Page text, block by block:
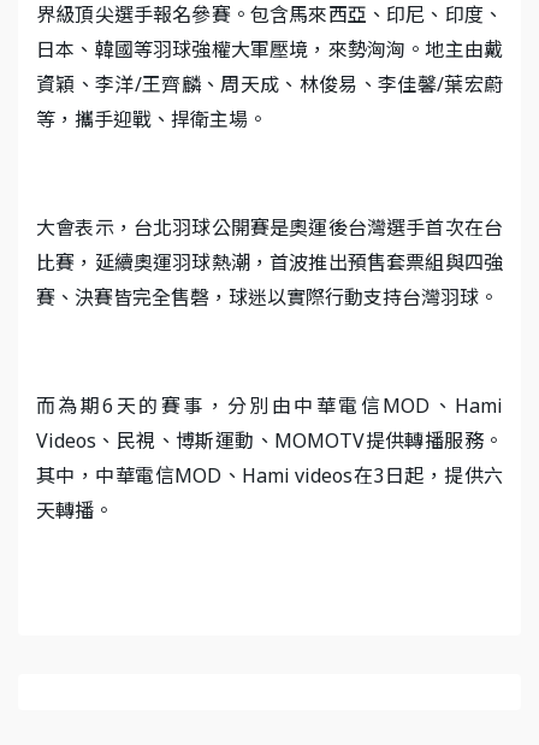
界級頂尖選手報名參賽。包含馬來西亞、印尼、印度、
日本、韓國等羽球強權大軍壓境，來勢洶洶。地主由戴
資穎、李洋/王齊麟、周天成、林俊易、李佳馨/葉宏蔚
等，攜手迎戰、捍衛主場。
大會表示，台北羽球公開賽是奧運後台灣選手首次在台
比賽，延續奧運羽球熱潮，首波推出預售套票組與四強
賽、決賽皆完全售磬，球迷以實際行動支持台灣羽球。
而為期6天的賽事，分別由中華電信MOD、Hami
Videos、民視、博斯運動、MOMOTV提供轉播服務。
其中，中華電信MOD、Hami videos在3日起，提供六
天轉播。